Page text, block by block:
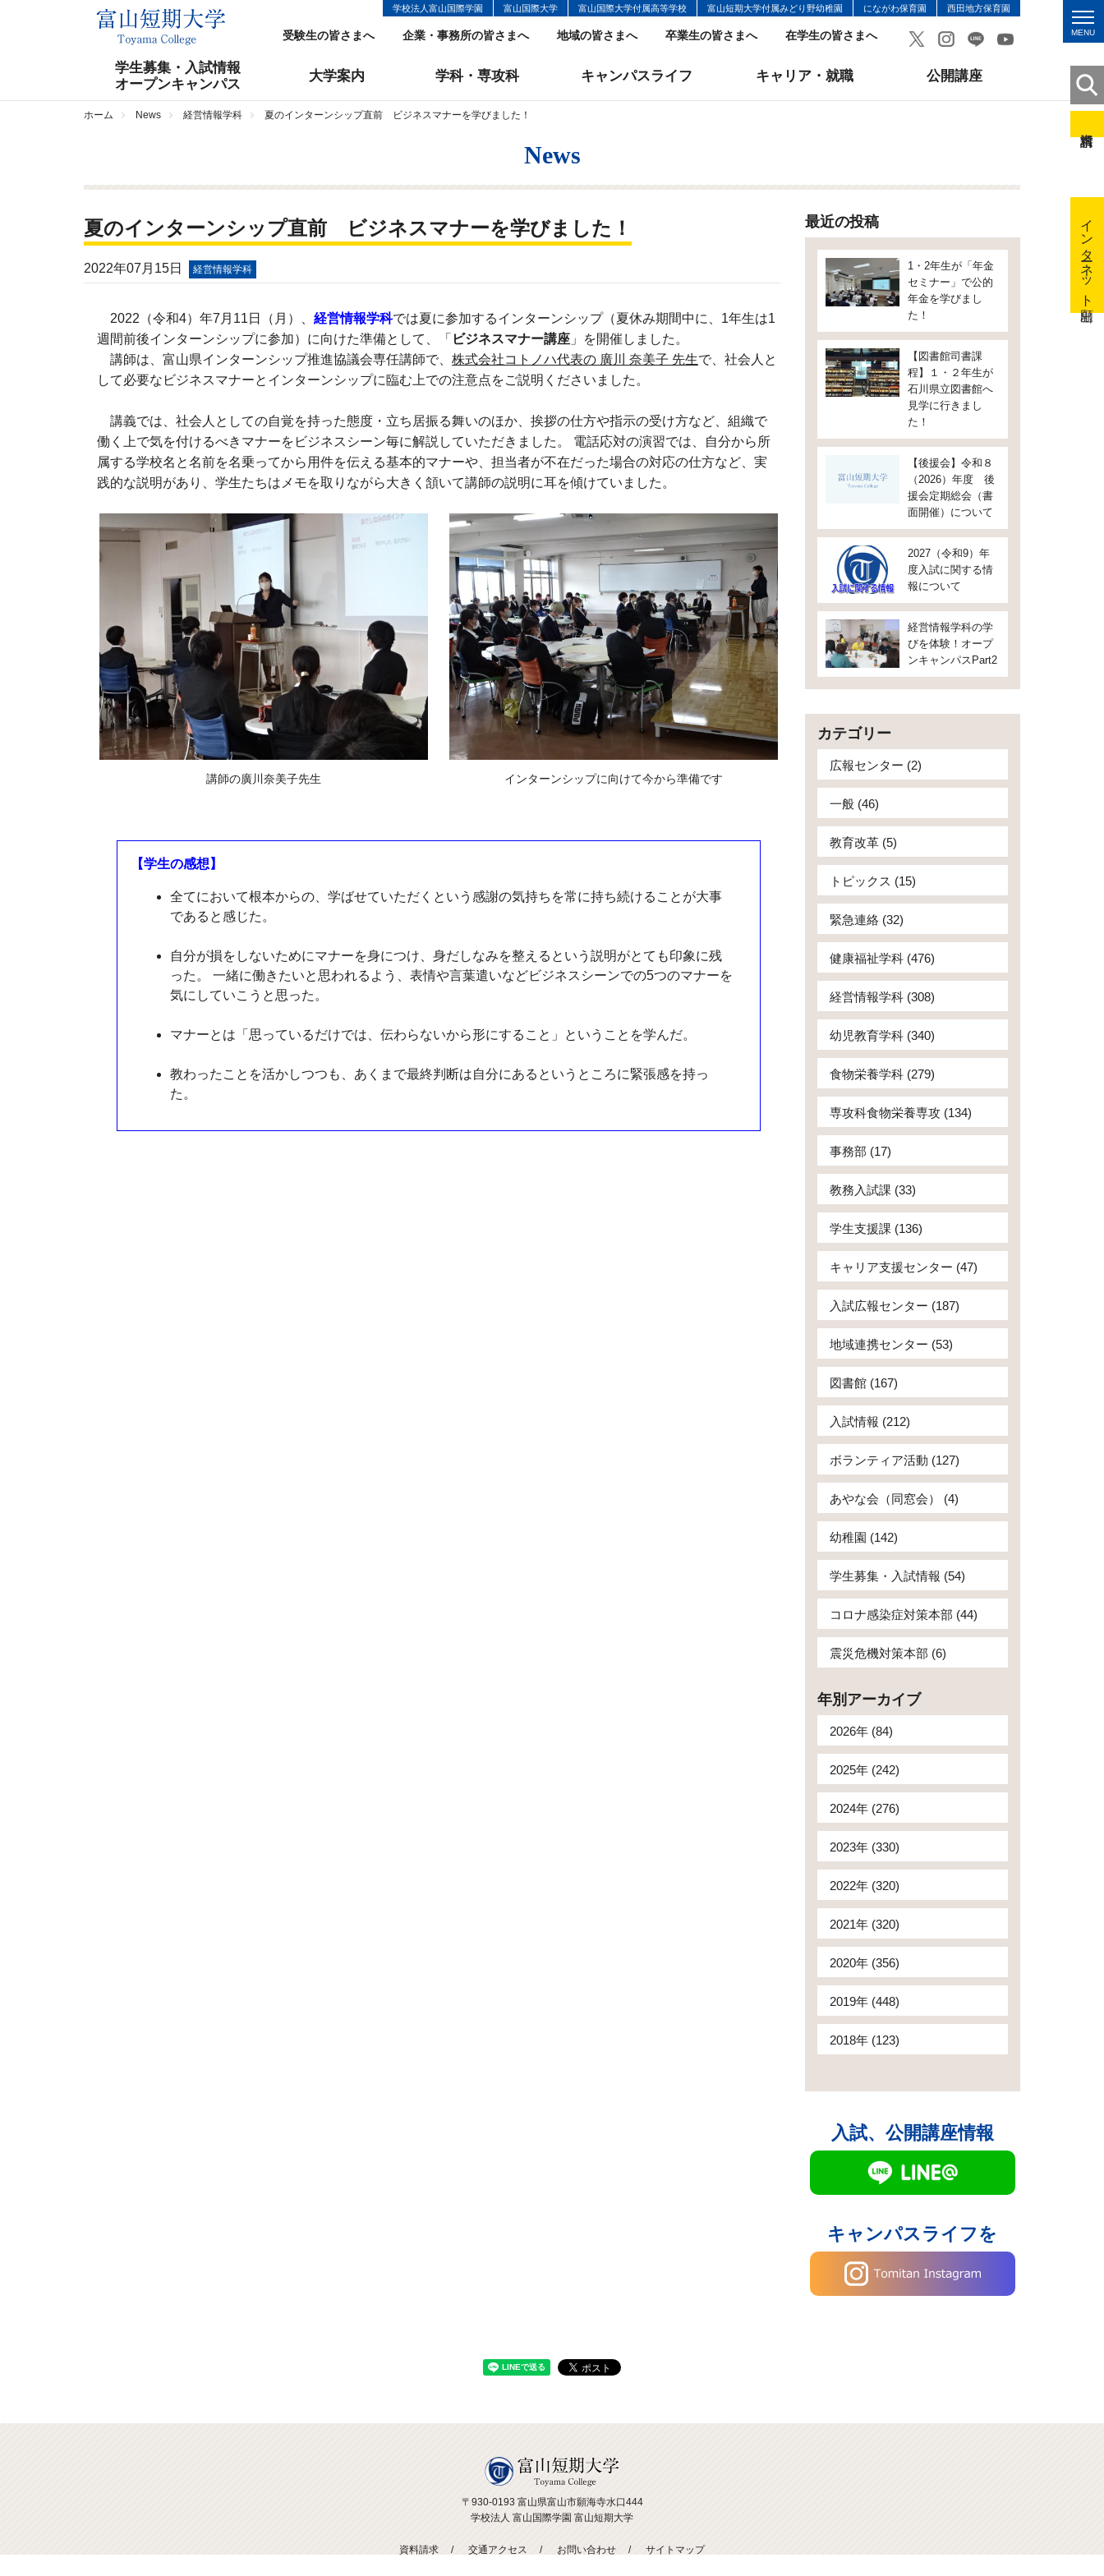
学校法人富山国際学園 富山国際大学 富山国際大学付属高等学校 富山短期大学付属みどり野幼稚園 にながわ保育園 西田地方保育園
受験生の皆さまへ 企業・事務所の皆さまへ 地域の皆さまへ 卒業生の皆さまへ 在学生の皆さまへ MENU
学生募集・入試情報
オープンキャンパス
大学案内 学科・専攻科 キャンパスライフ キャリア・就職 公開講座
インターネット出願
ホーム News 経営情報学科 夏のインターンシップ直前 ビジネスマナーを学びました！
News
夏のインターンシップ直前 ビジネスマナーを学びました！
2022年07月15日 経営情報学科
2022（令和4）年7月11日（月）、 経営情報学科では夏に参加するインターンシップ（夏休み期間中に、1年生は1
週間前後インターンシップに参加）に向けた準備として、「 ビジネスマナー講座 」を開催しました。
講師は、富山県インターンシップ推進協議会専任講師で、 株式会社コトノハ代表の 廣川 奈美子 先生で、社会人と
して必要なビジネスマナーとインターンシップに臨む上での注意点をご説明くださいました。
講義では、社会人としての自覚を持った態度・立ち居振る舞いのほか、挨拶の仕方や指示の受け方など、組織で
働く上で気を付けるべきマナーをビジネスシーン毎に解説していただきました。 電話応対の演習では、自分から所
属する学校名と名前を名乗ってから用件を伝える基本的マナーや、担当者が不在だった場合の対応の仕方など、実
践的な説明があり、学生たちはメモを取りながら大きく頷いて講師の説明に耳を傾けていました。
講師の廣川奈美子先生 インターンシップに向けて今から準備です
【学生の感想】
全てにおいて根本からの、学ばせていただくという感謝の気持ちを常に持ち続けることが大事
であると感じた。
自分が損をしないためにマナーを身につけ、身だしなみを整えるという説明がとても印象に残
った。 一緒に働きたいと思われるよう、表情や言葉遣いなどビジネスシーンでの5つのマナーを
気にしていこうと思った。
マナーとは「思っているだけでは、伝わらないから形にすること」ということを学んだ。
教わったことを活かしつつも、あくまで最終判断は自分にあるというところに緊張感を持っ
た。
最近の投稿
1・2年生が「年金
セミナー」で公的
年金を学びまし
た！
【図書館司書課
程】１・２年生が
石川県立図書館へ
見学に行きまし
た！
【後援会】令和８
（2026）年度 後
援会定期総会（書
面開催）について
2027（令和9）年
度入試に関する情
報について
経営情報学科の学
びを体験！オープ
ンキャンパスPart2
カテゴリー
広報センター (2)
一般 (46)
教育改革 (5)
トピックス (15)
緊急連絡 (32)
健康福祉学科 (476)
経営情報学科 (308)
幼児教育学科 (340)
食物栄養学科 (279)
専攻科食物栄養専攻 (134)
事務部 (17)
教務入試課 (33)
学生支援課 (136)
キャリア支援センター (47)
入試広報センター (187)
地域連携センター (53)
図書館 (167)
入試情報 (212)
ボランティア活動 (127)
あやな会（同窓会） (4)
幼稚園 (142)
学生募集・入試情報 (54)
コロナ感染症対策本部 (44)
震災危機対策本部 (6)
年別アーカイブ
2026年 (84)
2025年 (242)
2024年 (276)
2023年 (330)
2022年 (320)
2021年 (320)
2020年 (356)
2019年 (448)
2018年 (123)
入試、公開講座情報
キャンパスライフを
〒930-0193 富山県富山市願海寺水口444
学校法人 富山国際学園 富山短期大学
資料請求 交通アクセス お問い合わせ サイトマップ